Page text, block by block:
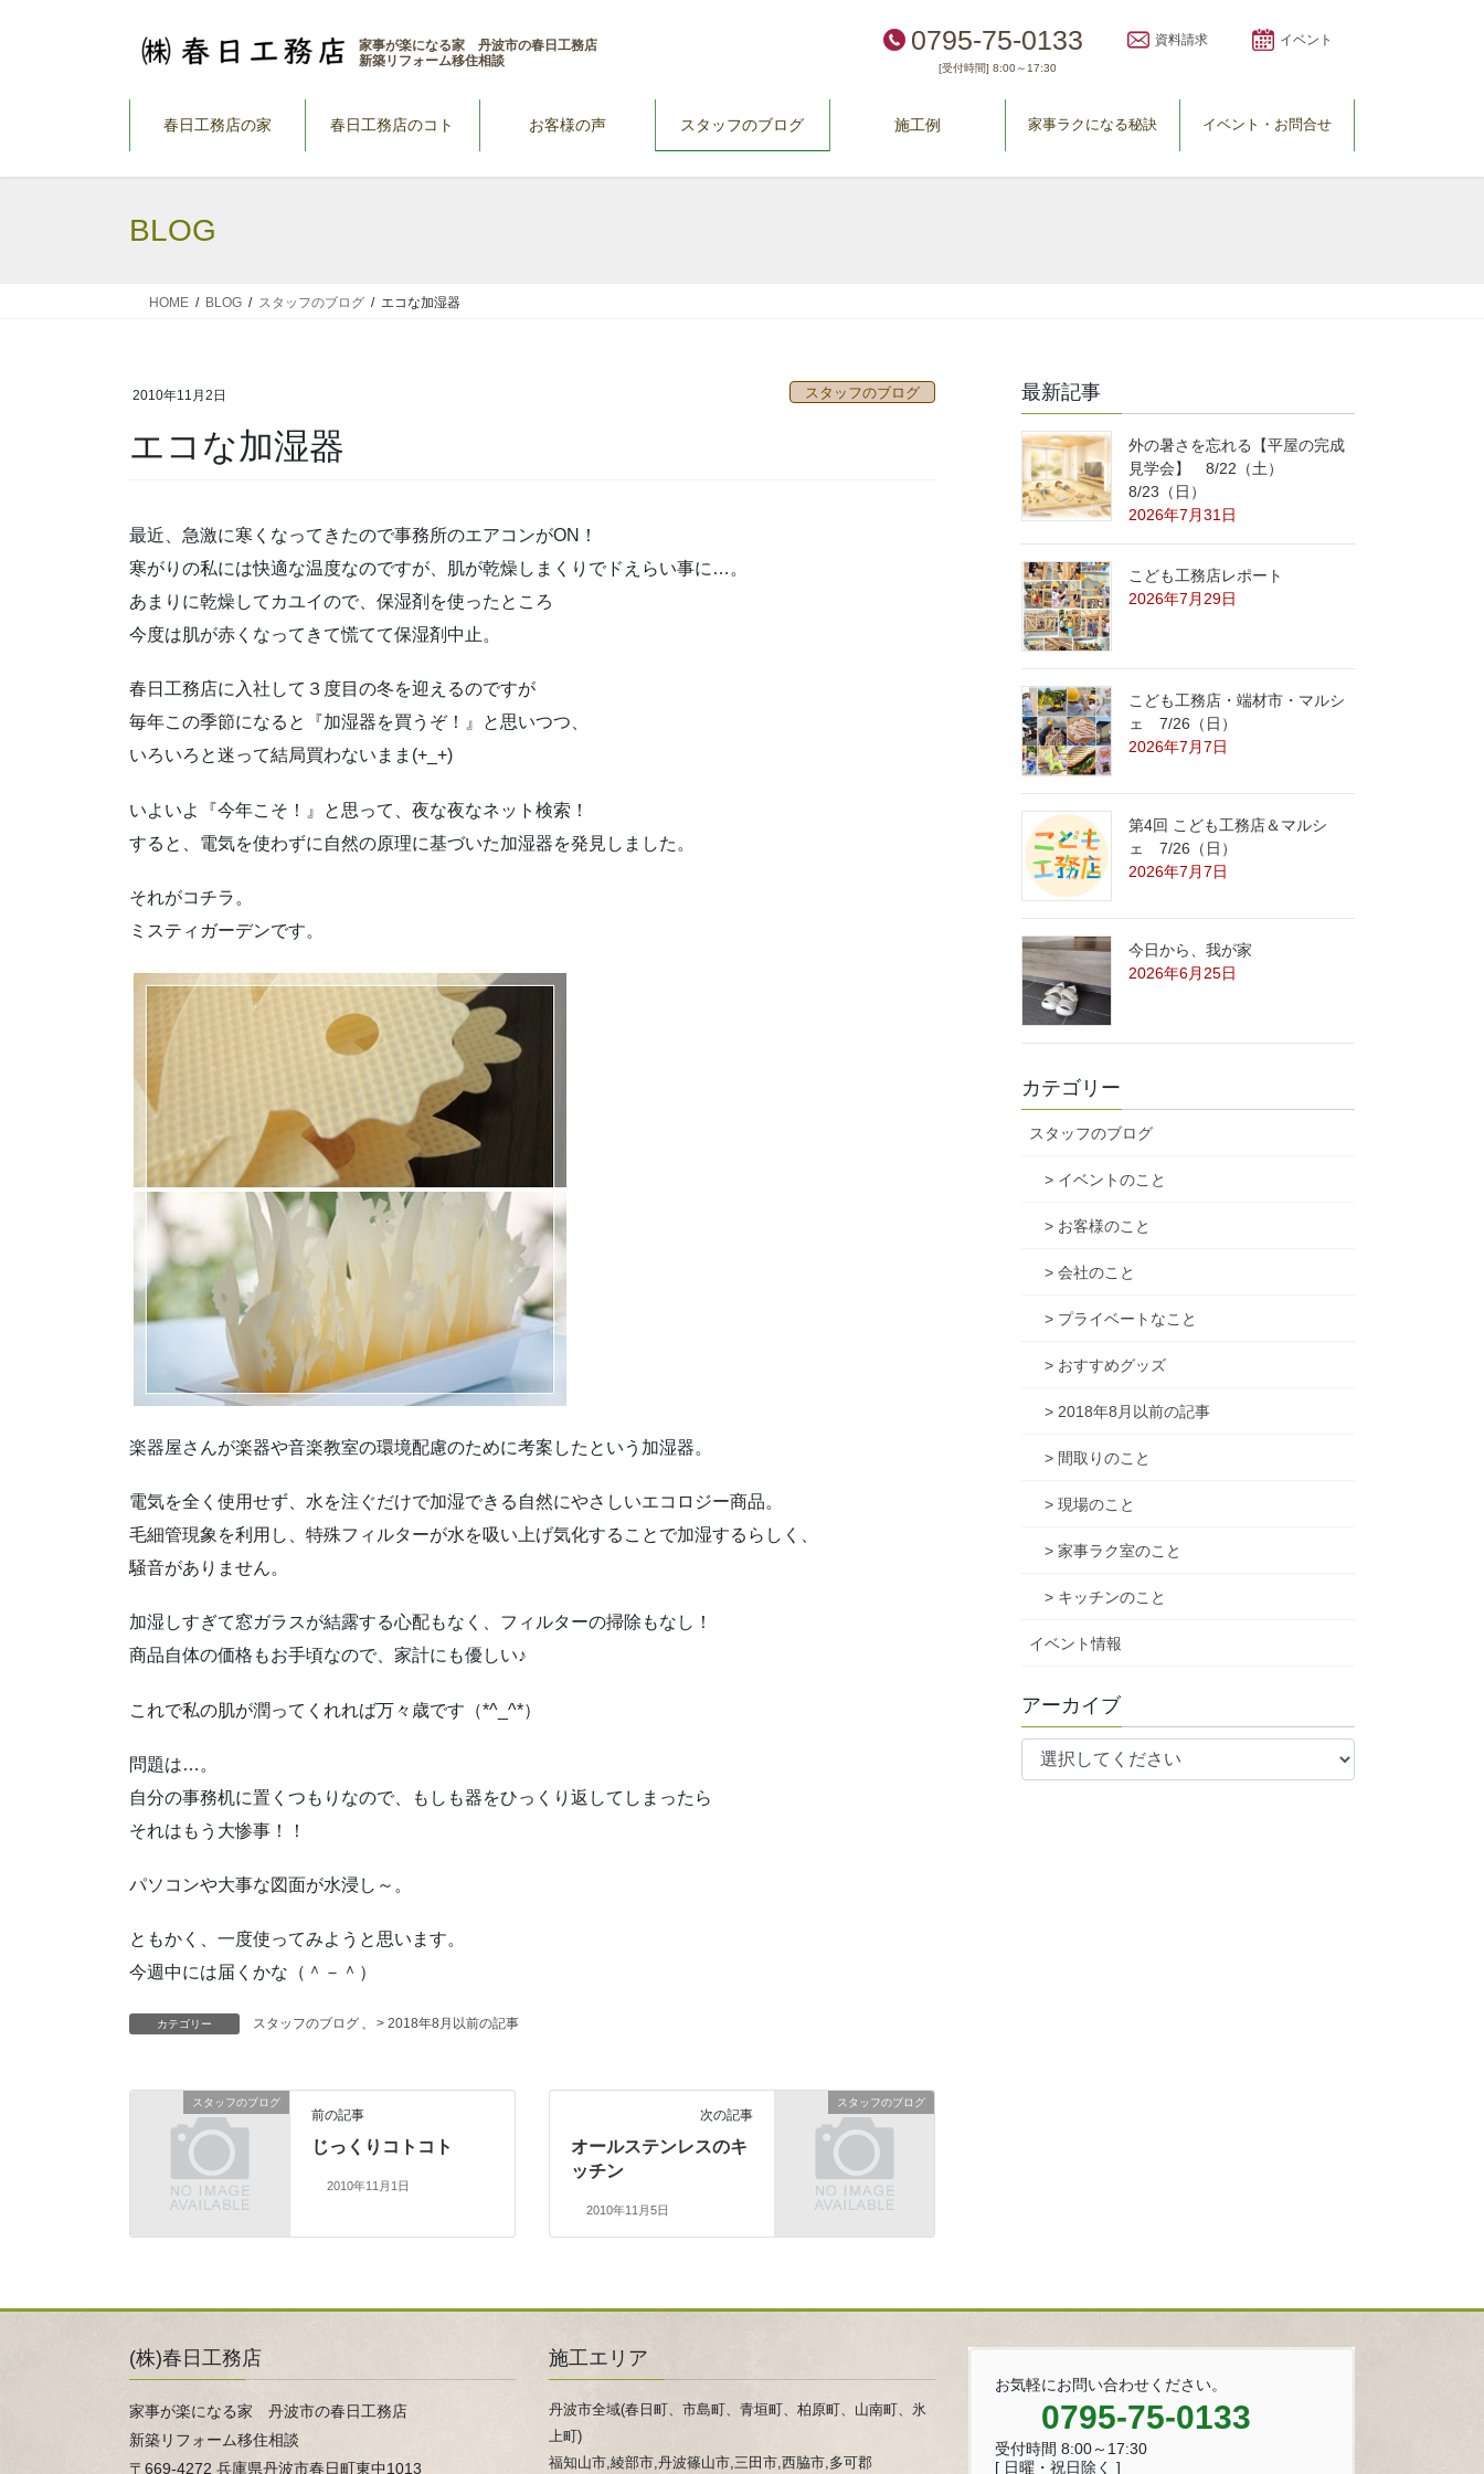
家事が楽になる家 丹波市の春日工務店
新築リフォーム移住相談
0795-75-0133
[受付時間] 8:00～17:30
資料請求 イベント
春日工務店の家 春日工務店のコト お客様の声 スタッフのブログ 施工例 家事ラクになる秘訣 イベント・お問合せ
BLOG
HOME BLOG スタッフのブログ エコな加湿器
2010年11月2日 スタッフのブログ
エコな加湿器
最近、急激に寒くなってきたので事務所のエアコンがON！
寒がりの私には快適な温度なのですが、肌が乾燥しまくりでドえらい事に…。
あまりに乾燥してカユイので、保湿剤を使ったところ
今度は肌が赤くなってきて慌てて保湿剤中止。
春日工務店に入社して３度目の冬を迎えるのですが
毎年この季節になると『加湿器を買うぞ！』と思いつつ、
いろいろと迷って結局買わないまま(+_+)
いよいよ『今年こそ！』と思って、夜な夜なネット検索！
すると、電気を使わずに自然の原理に基づいた加湿器を発見しました。
それがコチラ。
ミスティガーデンです。
楽器屋さんが楽器や音楽教室の環境配慮のために考案したという加湿器。
電気を全く使用せず、水を注ぐだけで加湿できる自然にやさしいエコロジー商品。
毛細管現象を利用し、特殊フィルターが水を吸い上げ気化することで加湿するらしく、
騒音がありません。
加湿しすぎて窓ガラスが結露する心配もなく、フィルターの掃除もなし！
商品自体の価格もお手頃なので、家計にも優しい♪
これで私の肌が潤ってくれれば万々歳です（*^_^*）
問題は…。
自分の事務机に置くつもりなので、もしも器をひっくり返してしまったら
それはもう大惨事！！
パソコンや大事な図面が水浸し～。
ともかく、一度使ってみようと思います。
今週中には届くかな（＾－＾）
カテゴリー スタッフのブログ 、 > 2018年8月以前の記事
スタッフのブログ
前の記事
じっくりコトコト
2010年11月1日
スタッフのブログ
次の記事
オールステンレスのキ
ッチン
2010年11月5日
最新記事
外の暑さを忘れる【平屋の完成
見学会】 8/22（土）
8/23（日）
2026年7月31日
こども工務店レポート
2026年7月29日
こども工務店・端材市・マルシ
ェ 7/26（日）
2026年7月7日
第4回 こども工務店＆マルシ
ェ 7/26（日）
2026年7月7日
今日から、我が家
2026年6月25日
カテゴリー
スタッフのブログ
> イベントのこと
> お客様のこと
> 会社のこと
> プライベートなこと
> おすすめグッズ
> 2018年8月以前の記事
> 間取りのこと
> 現場のこと
> 家事ラク室のこと
> キッチンのこと
イベント情報
アーカイブ
(株)春日工務店
家事が楽になる家 丹波市の春日工務店
新築リフォーム移住相談
〒669-4272 兵庫県丹波市春日町東中1013
施工エリア
丹波市全域(春日町、市島町、青垣町、柏原町、山南町、氷
上町)
福知山市,綾部市,丹波篠山市,三田市,西脇市,多可郡
お気軽にお問い合わせください。
0795-75-0133
受付時間 8:00～17:30
[ 日曜・祝日除く ]